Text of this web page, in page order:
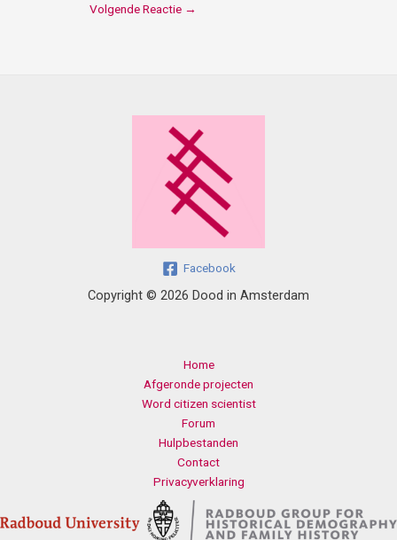
Volgende Reactie →
Facebook
Copyright © 2026 Dood in Amsterdam
Home
Afgeronde projecten
Word citizen scientist
Forum
Hulpbestanden
Contact
Privacyverklaring